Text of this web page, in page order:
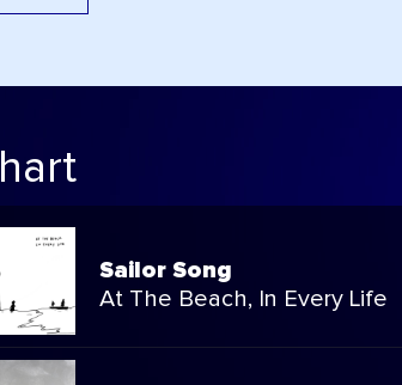
Sailor Song
At The Beach, In Every Life